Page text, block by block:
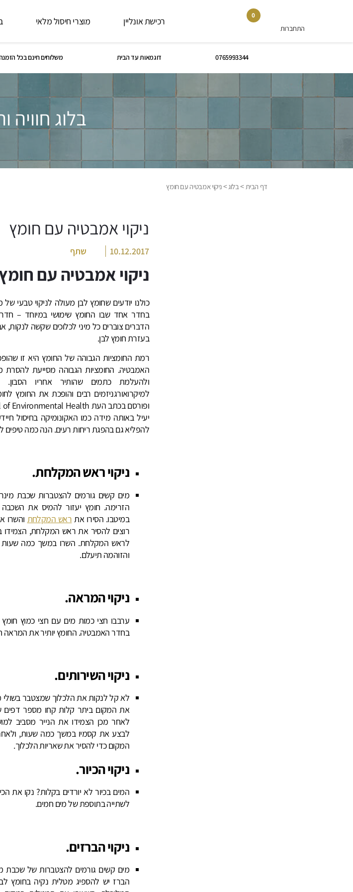
התחברות
0
רכישת אונליין מוצרי חיסול מלאי
0765993344 דוגמאות עד הבית משלוחים חינם בכל
בלוג חוויה
דף הבית>בלוג>ניקוי אמבטיה עם חומץ
ניקוי אמבטיה עם חומץ
10.12.2017 שתף
ניקוי אמבטיה עם
כולנו יודעים שחומץ לבן מעולה לניקוי טבעי
בחדר אחד שבו החומץ שימושי במיוחד –
הדברים צוברים כל מיני לכלוכים שקשה
בעזרת חומץ לבן.
רמת החומציות הגבוהה של החומץ היא זו
האמבטיה. החומציות הגבוהה מסייעת להסרת
ולהעלמת כתמים שהותיר אחריו הסבון.
יעיל באותה מידה כמו האקונומיקה בחיסול
להפליא גם בהפגת ריחות רעים. הנה כמה טיפים
ניקוי ראש המקלחת.
מים קשים גורמים להצטברות שכבת
הזרימה. חומץ יעזור להמיס את
במיטבו. הסירו את ראש המקלחת והשרו
רוצים להסיר את ראש המקלחת, הצמידו
לראש המקלחת. השרו במשך כמה שעות
והזוהמה תיעלם.
ניקוי המראה.
ערבבו חצי כמות מים עם חצי כמוץ
בחדר האמבטיה. החומץ יותיר את המראה
ניקוי השירותים.
לא קל לנקות את הלכלוך שמצטבר בשולי
את המקום ביתר קלות קחו מספר דפים
לאחר מכן הצמידו את הנייר מסביב
לבצע את קסמיו במשך כמה שעות,
המקום כדי להסיר את שאריות הלכלוך.
ניקוי הכיור.
המים בכיור לא יורדים בקלות? נקו את
לשתייה בתוספת של מים חמים.
ניקוי הברזים.
מים קשים גורמים להצטברות של שכבת
הברז יש להספיג מטלית נקיה בחומץ